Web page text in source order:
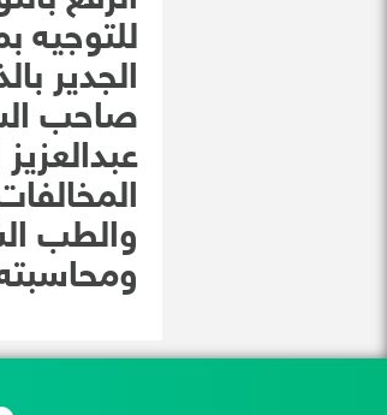
للتوجيه
الجدير
صاحب
والطب